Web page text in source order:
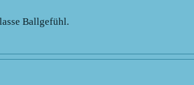
Ballgefühl.